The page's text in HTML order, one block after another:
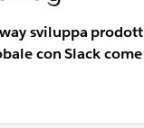
sviluppa
con Slack